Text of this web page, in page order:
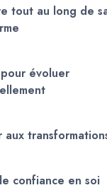
tout au long de
évoluer
aux
confiance en soi